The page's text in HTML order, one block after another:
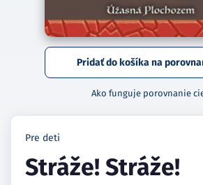
Pridať do košíka na
Ako funguje porovnanie
Pre deti
Stráže! Stráže!